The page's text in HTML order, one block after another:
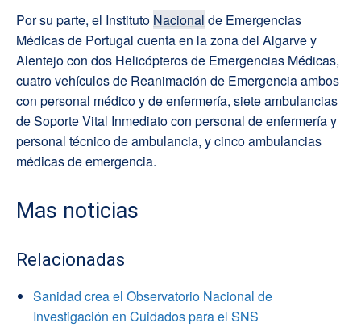
Por su parte, el Instituto Nacional de Emergencias
Médicas de Portugal cuenta en la zona del Algarve y
Alentejo con dos Helicópteros de Emergencias Médicas,
cuatro vehículos de Reanimación de Emergencia ambos
con personal médico y de enfermería, siete ambulancias
de Soporte Vital Inmediato con personal de enfermería y
personal técnico de ambulancia, y cinco ambulancias
médicas de emergencia.
Mas noticias
Relacionadas
Sanidad crea el Observatorio Nacional de
Investigación en Cuidados para el SNS